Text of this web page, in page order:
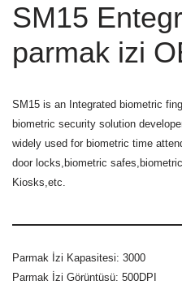
SM15
parmak izi
SM15 is an Integrated biometric
biometric security solution
widely used for biometric time
door locks,biometric
Kiosks,etc.
Parmak İzi Kapasitesi: 3000
Parmak İzi Görüntüsü: 500DPI